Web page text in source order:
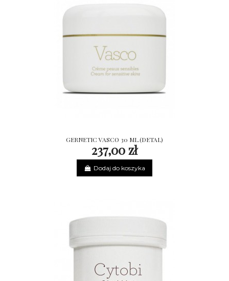
GERNETIC VASCO 30 ML.(DETAL)
237,00 zł
Dodaj do koszyka